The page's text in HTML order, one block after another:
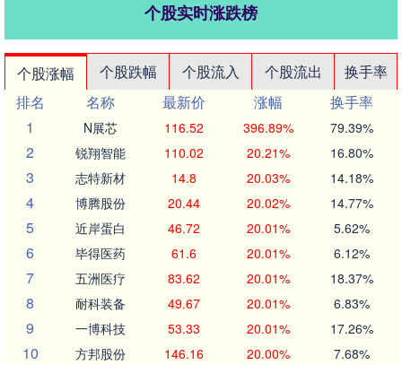
个股实时涨跌榜
个股涨幅 个股跌幅 个股流入 个股流出
换手率
排名
名称 最新价 涨幅
换手率
1
N展芯 116.52 396.89% 79.39%
2 锐翔智能 110.02 20.21% 16.80%
3 志特新材 14.8 20.03% 14.18%
4 博腾股份 20.44 20.02% 14.77%
5 近岸蛋白 46.72 20.01% 5.62%
6 毕得医药 61.6 20.01% 6.12%
7 五洲医疗 83.62 20.01% 18.37%
8 耐科装备 49.67 20.01% 6.83%
9 一博科技 53.33 20.01% 17.26%
10 方邦股份 146.16 20.00% 7.68%